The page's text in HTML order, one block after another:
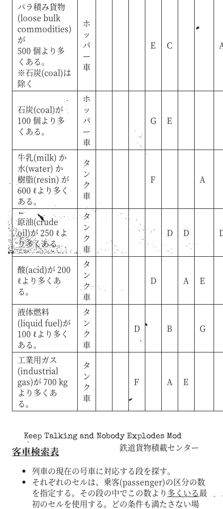
バラ積み貨物
(loose bulk
commodities)
が
500 個より多
くある。
※石炭(coal)は
除く
ホ
ッ
パ
ー
車
E C
石炭(coal)が
100 個より多
くある。
ホ
ッ
パ
ー
車
G E
牛乳(milk) か
水(water) か
樹脂(resin) が
600 ℓより多く
ある。
タ
ン
ク
車
F A
原油(crude
oil)が 250 ℓよ
り多くある。
タ
ン
ク
車
D D
酸(acid)が 200
ℓより多くあ
る。
タ
ン
ク
車
D A E
液体燃料
(liquid fuel)が
100 ℓより多く
ある。
タ
ン
ク
車
D B G
工業用ガス
(industrial
gas)が 700 kg
より多くあ
る。
タ
ン
ク
車
F A E
Keep Talking and Nobody Explodes Mod
鉄道貨物積載センター
客車検索表
列車の現在の号車に対応する段を探す。
それぞれのセルは、乗客(passenger)の区分の数
を指定する。その段の中でこの数より 多くいる最
初のセルを使用する。どの条件も満たさない場